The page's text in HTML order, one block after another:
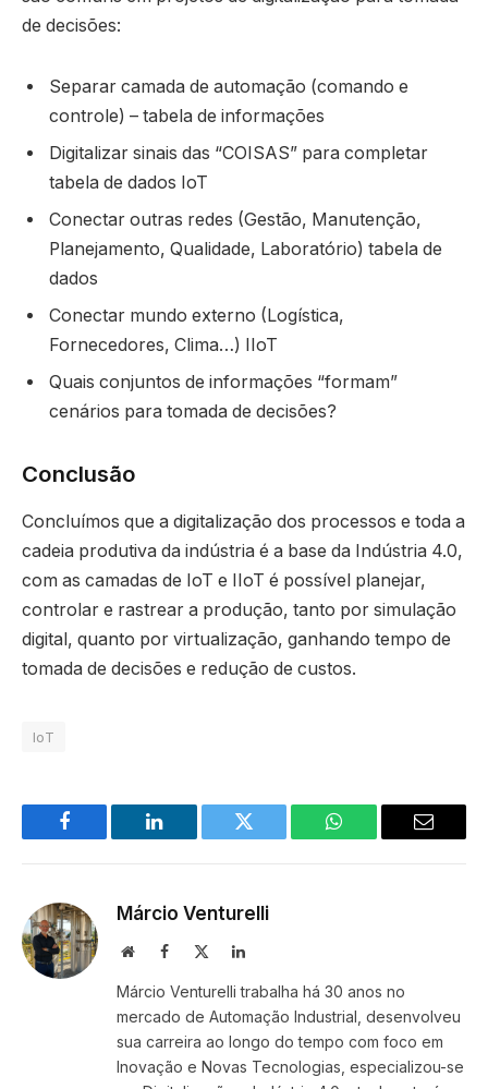
de decisões:
Separar camada de automação (comando e
controle) – tabela de informações
Digitalizar sinais das “COISAS” para completar
tabela de dados IoT
Conectar outras redes (Gestão, Manutenção,
Planejamento, Qualidade, Laboratório) tabela de
dados
Conectar mundo externo (Logística,
Fornecedores, Clima…) IIoT
Quais conjuntos de informações “formam”
cenários para tomada de decisões?
Conclusão
Concluímos que a digitalização dos processos e toda a
cadeia produtiva da indústria é a base da Indústria 4.0,
com as camadas de IoT e IIoT é possível planejar,
controlar e rastrear a produção, tanto por simulação
digital, quanto por virtualização, ganhando tempo de
tomada de decisões e redução de custos.
IoT
Facebook LinkedIn Twitter WhatsApp Email
Márcio Venturelli
Site Facebook LinkedIn
Márcio Venturelli trabalha há 30 anos no
mercado de Automação Industrial, desenvolveu
sua carreira ao longo do tempo com foco em
Inovação e Novas Tecnologias, especializou-se